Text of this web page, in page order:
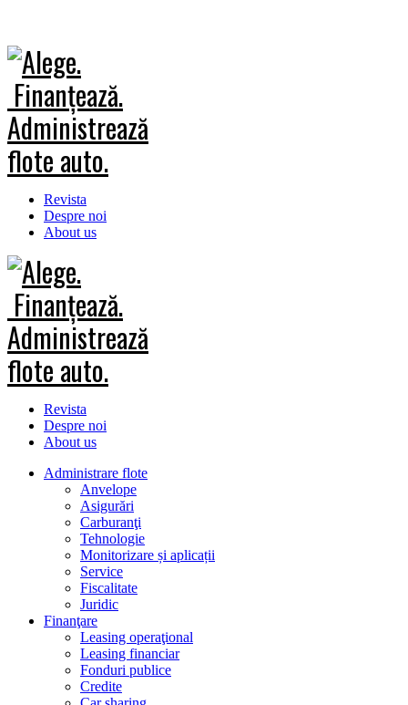
Revista
Despre noi
About us
Revista
Despre noi
About us
Administrare flote
Anvelope
Asigurări
Carburanţi
Tehnologie
Monitorizare și aplicații
Service
Fiscalitate
Juridic
Finanţare
Leasing operaţional
Leasing financiar
Fonduri publice
Credite